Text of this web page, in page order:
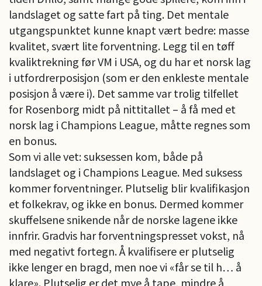
landslaget og satte fart på ting. Det mentale
utgangspunktet kunne knapt vært bedre: masse
kvalitet, svært lite forventning. Legg til en tøff
kvaliktrekning før VM i USA, og du har et norsk lag
i utfordrerposisjon (som er den enkleste mentale
posisjon å være i). Det samme var trolig tilfellet
for Rosenborg midt på nittitallet – å få med et
norsk lag i Champions League, måtte regnes som
en bonus.
Som vi alle vet: suksessen kom, både på
landslaget og i Champions League. Med suksess
kommer forventninger. Plutselig blir kvalifikasjon
et folkekrav, og ikke en bonus. Dermed kommer
skuffelsene snikende når de norske lagene ikke
innfrir. Gradvis har forventningspresset vokst, nå
med negativt fortegn. Å kvalifisere er plutselig
ikke lenger en bragd, men noe vi «får se til h… å
klare». Plutselig er det mye å tape, mindre å